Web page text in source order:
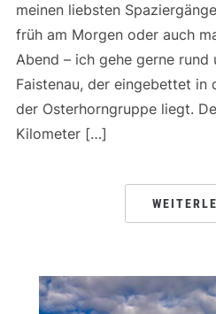
meinen liebsten
früh am Morgen oder auch
Abend – ich gehe gerne rund
Faistenau, der eingebettet in
der Osterhorngruppe liegt.
Kilometer […]